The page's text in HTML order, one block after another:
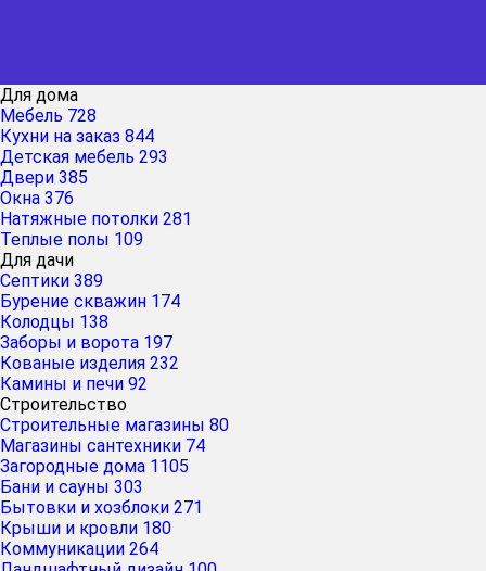
Для дома
Мебель 728
Кухни на заказ 844
Детская мебель 293
Двери 385
Окна 376
Натяжные потолки 281
Теплые полы 109
Для дачи
Септики 389
Бурение скважин 174
Колодцы 138
Заборы и ворота 197
Кованые изделия 232
Камины и печи 92
Строительство
Строительные магазины 80
Магазины сантехники 74
Загородные дома 1105
Бани и сауны 303
Бытовки и хозблоки 271
Крыши и кровли 180
Коммуникации 264